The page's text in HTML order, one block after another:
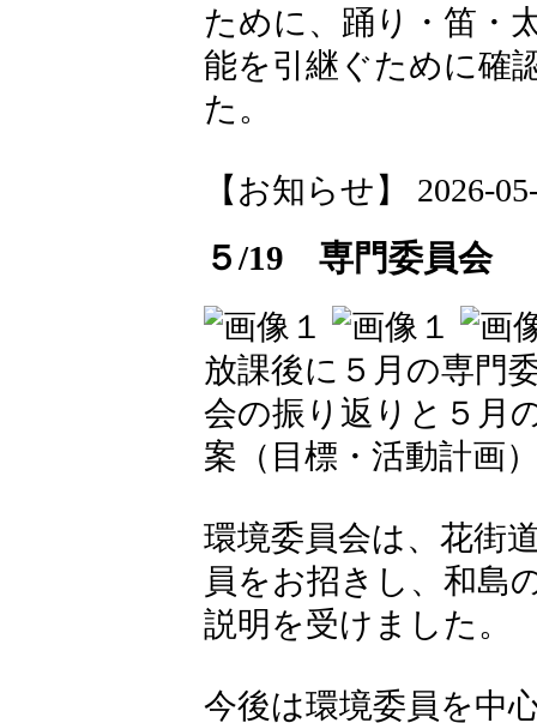
ために、踊り・笛・
能を引継ぐために確
た。
【お知らせ】 2026-
５/19 専門委員会
放課後に５月の専門
会の振り返りと５月
案（目標・活動計画
環境委員会は、花街
員をお招きし、和島
説明を受けました。
今後は環境委員を中